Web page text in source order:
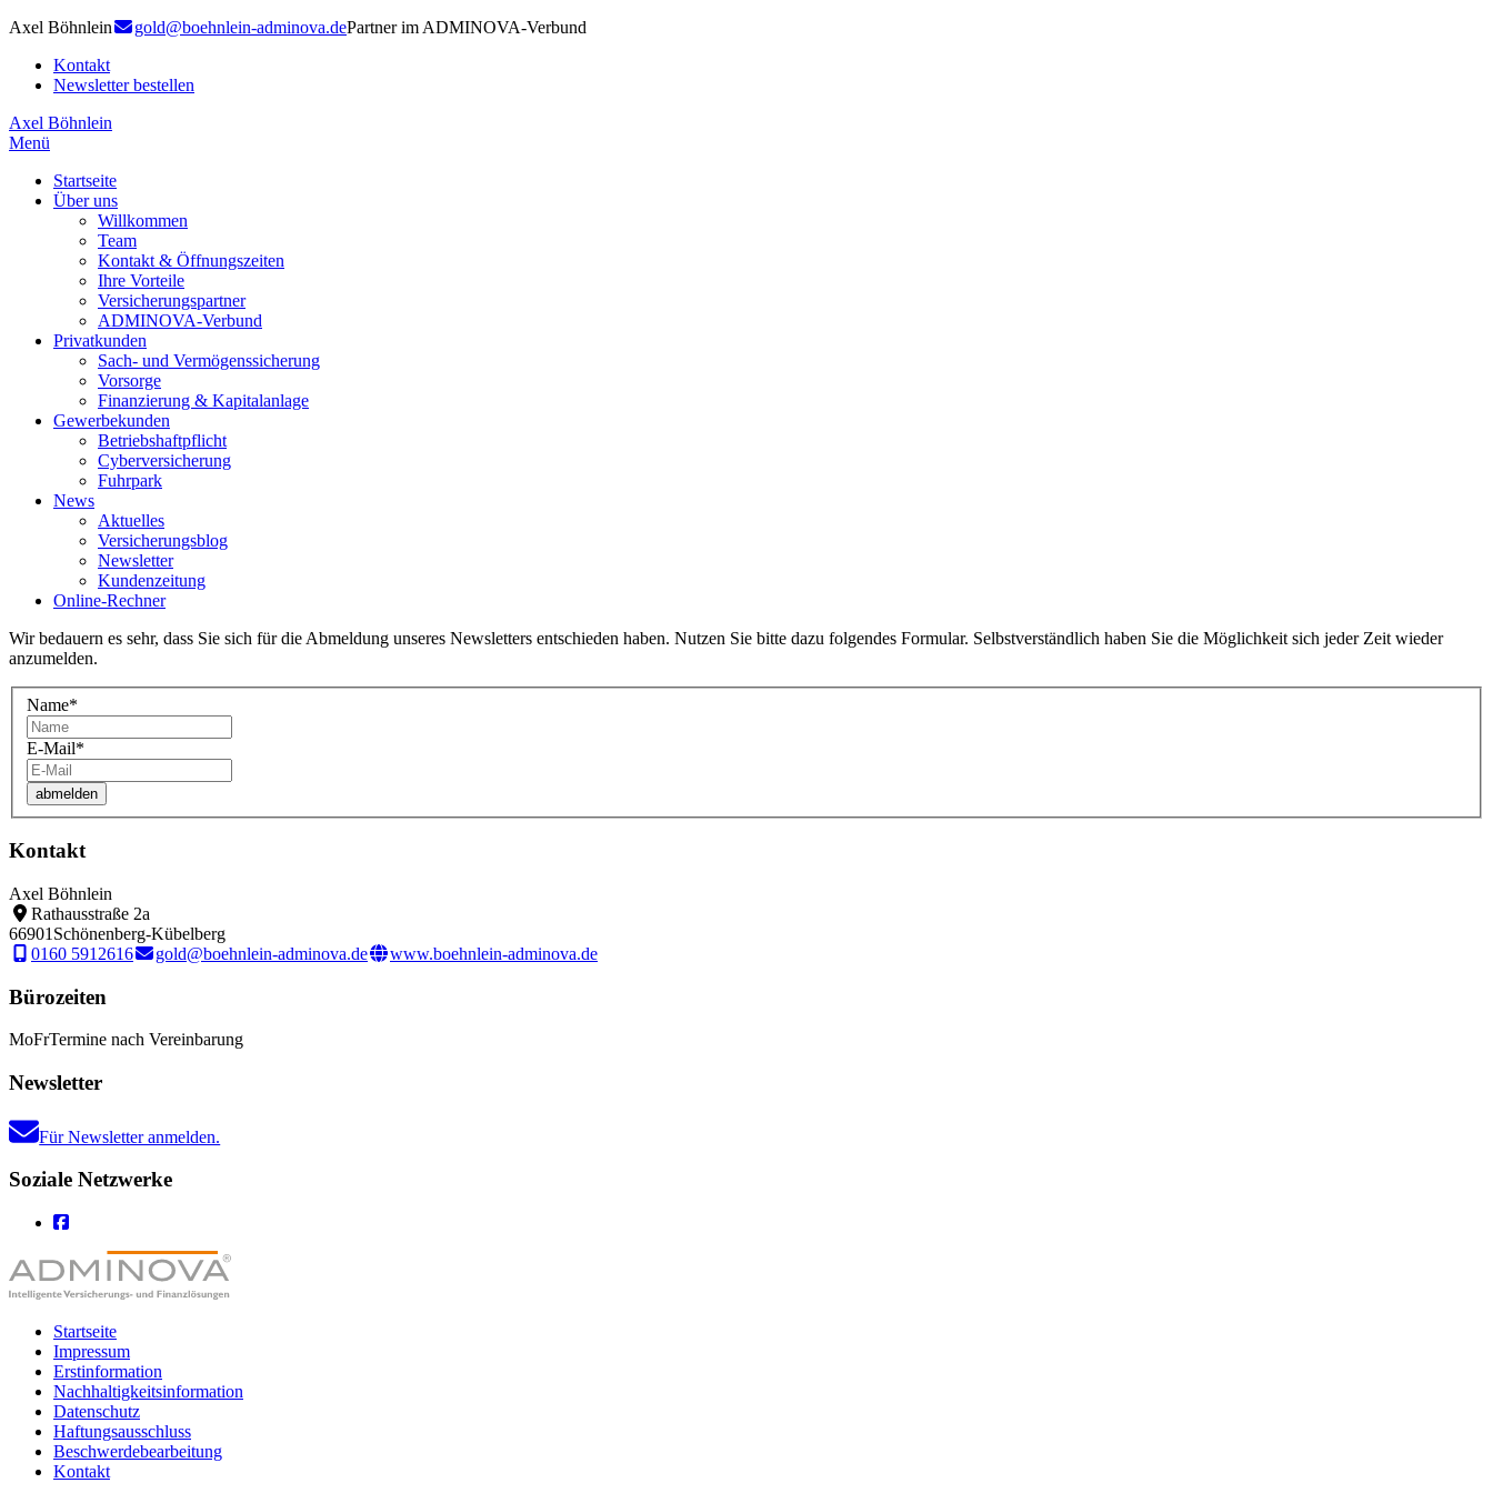
Axel Böhnlein gold@boehnlein-adminova.dePartner im ADMINOVA-Verbund
Kontakt
Newsletter bestellen
Axel Böhnlein
Menü
Startseite
Über uns
Willkommen
Team
Kontakt & Öffnungszeiten
Ihre Vorteile
Versicherungspartner
ADMINOVA-Verbund
Privatkunden
Sach- und Vermögenssicherung
Vorsorge
Finanzierung & Kapitalanlage
Gewerbekunden
Betriebshaftpflicht
Cyberversicherung
Fuhrpark
News
Aktuelles
Versicherungsblog
Newsletter
Kundenzeitung
Online-Rechner
Wir bedauern es sehr, dass Sie sich für die Abmeldung unseres Newsletters entschieden haben. Nutzen Sie bitte dazu folgendes Formular. Selbstverständlich haben Sie die Möglichkeit sich jeder Zeit wieder
anzumelden.
Name*
E-Mail*
Kontakt
Axel Böhnlein
Rathausstraße 2a
66901 Schönenberg-Kübelberg
0160 5912616
gold@boehnlein-adminova.de www.boehnlein-adminova.de
Bürozeiten
MoFrTermine nach Vereinbarung
Newsletter
Für Newsletter anmelden.
Soziale Netzwerke
Startseite
Impressum
Erstinformation
Nachhaltigkeitsinformation
Datenschutz
Haftungsausschluss
Beschwerdebearbeitung
Kontakt